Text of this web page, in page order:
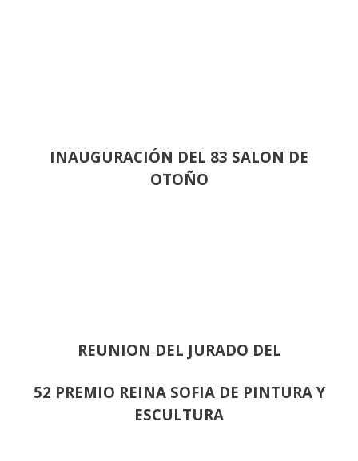
INAUGURACIÓN DEL 83 SALON DE
OTOÑO
REUNION DEL JURADO DEL
52 PREMIO REINA SOFIA DE PINTURA Y
ESCULTURA